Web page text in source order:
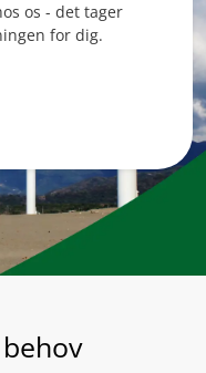
os - det tager
for dig.